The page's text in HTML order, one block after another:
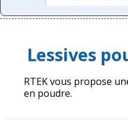
Lessives
RTEK vous propose
en poudre.